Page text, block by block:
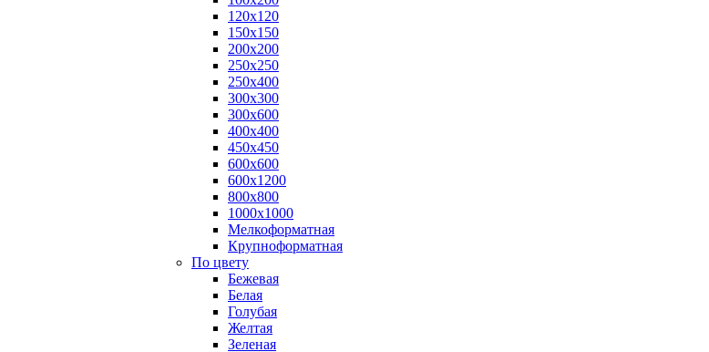
120х120
150х150
200х200
250х250
250х400
300х300
300х600
400х400
450х450
600х600
600х1200
800х800
1000х1000
Мелкоформатная
Крупноформатная
По цвету
Бежевая
Белая
Голубая
Желтая
Зеленая